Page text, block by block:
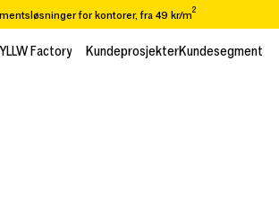
for kontorer, fra 49 kr/m2
YLLW Factory
KundeprosjekterKundesegment